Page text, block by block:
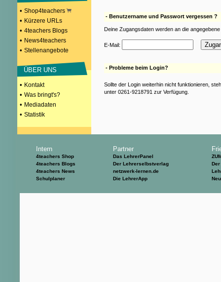
• Shop4teachers
• Kürzere URLs
• 4teachers Blogs
• News4teachers
• Stellenangebote
ÜBER UNS
• Kontakt
• Was bringt's?
• Mediadaten
• Statistik
- Benutzername und Passwort vergessen ?
Deine Zugangsdaten werden an die
E-Mail:
- Probleme beim Login?
Sollte der Login weiterhin nicht funktionieren,
unter 0261-9218791 zur Verfügung.
Intern
4teachers Shop
4teachers Blogs
4teachers News
Schulplaner
Partner
Das LehrerPanel
Der Lehrerselbstverlag
netzwerk-lernen.de
Die LehrerApp